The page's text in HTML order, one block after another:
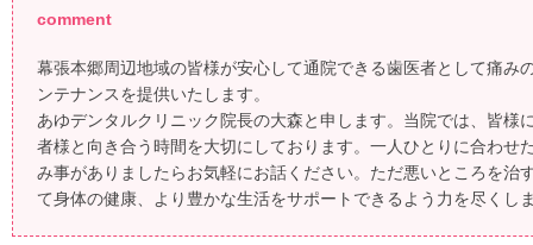
comment
幕張本郷周辺地域の皆様が安心して通院できる歯医者として痛み
ンテナンスを提供いたします。
あゆデンタルクリニック院長の大森と申します。当院では、皆様
者様と向き合う時間を大切にしております。一人ひとりに合わせ
み事がありましたらお気軽にお話ください。ただ悪いところを治
て身体の健康、より豊かな生活をサポートできるよう力を尽くし